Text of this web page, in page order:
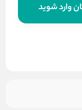
وارد شوید